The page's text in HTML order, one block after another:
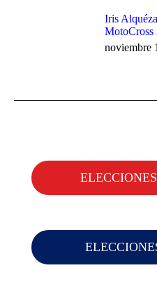
Iris
MotoCross
noviembre